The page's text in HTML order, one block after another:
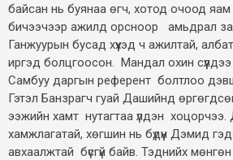
байсан нь буянаа өгч, хотод очоод яам
бичээчээр ажилд орсноор амьдрал
Ганжуурын бусад хүүхэд ч ажилтай,
иргэд болцгоосон. Мандал охин
Самбуу даргын референт болтлоо
Гэтэл Банзрагч гуай Дашийнд
ээжийн хамт нутагтаа үлдэн хоцорчээ.
хамжлагатай, хөгшин нь бүдүүн Дэмид
авхаалжтай бүсгүй байв. Тэднийх